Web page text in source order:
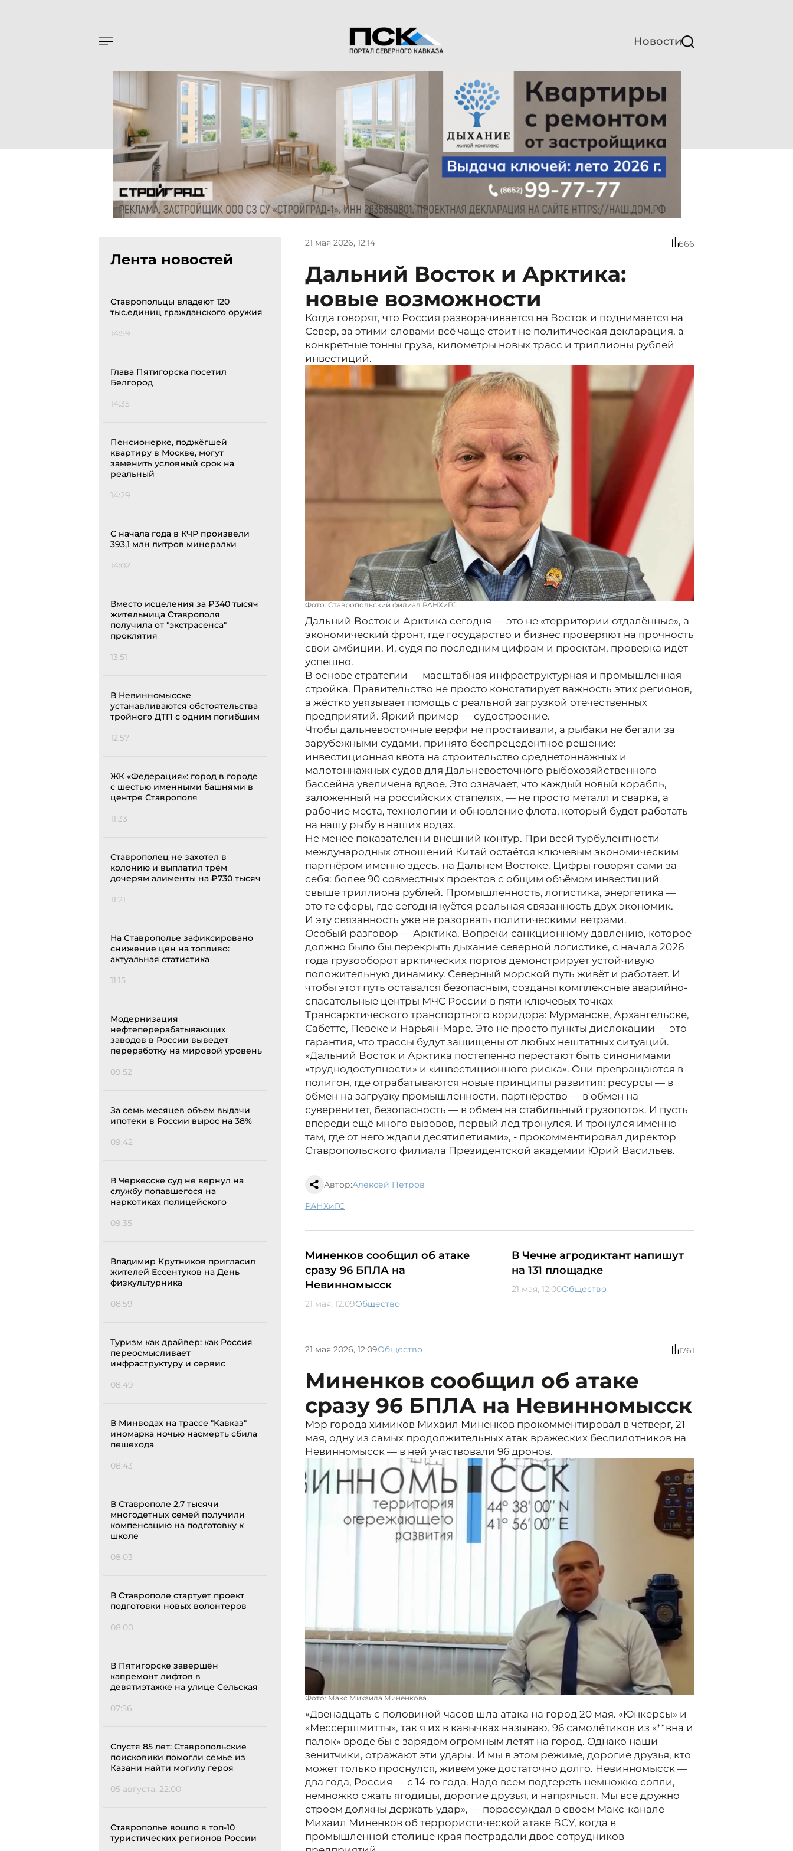
Новости
Лента новостей
Ставропольцы владеют 120
тыс.единиц гражданского оружия
14:59
Глава Пятигорска посетил
Белгород
14:35
Пенсионерке, поджёгшей
квартиру в Москве, могут
заменить условный срок на
реальный
14:29
С начала года в КЧР произвели
393,1 млн литров минералки
14:02
Вместо исцеления за ₽340 тысяч
жительница Ставрополя
получила от "экстрасенса"
проклятия
13:51
В Невинномысске
устанавливаются обстоятельства
тройного ДТП с одним погибшим
12:57
ЖК «Федерация»: город в городе
с шестью именными башнями в
центре Ставрополя
11:33
Ставрополец не захотел в
колонию и выплатил трём
дочерям алименты на ₽730 тысяч
11:21
На Ставрополье зафиксировано
снижение цен на топливо:
актуальная статистика
11:15
Модернизация
нефтеперерабатывающих
заводов в России выведет
переработку на мировой уровень
09:52
За семь месяцев объем выдачи
ипотеки в России вырос на 38%
09:42
В Черкесске суд не вернул на
службу попавшегося на
наркотиках полицейского
09:35
Владимир Крутников пригласил
жителей Ессентуков на День
физкультурника
08:59
Туризм как драйвер: как Россия
переосмысливает
инфраструктуру и сервис
08:49
В Минводах на трассе "Кавказ"
иномарка ночью насмерть сбила
пешехода
08:43
В Ставрополе 2,7 тысячи
многодетных семей получили
компенсацию на подготовку к
школе
08:03
В Ставрополе стартует проект
подготовки новых волонтеров
08:00
В Пятигорске завершён
капремонт лифтов в
девятиэтажке на улице Сельская
07:56
Спустя 85 лет: Ставропольские
поисковики помогли семье из
Казани найти могилу героя
05 августа, 22:00
Ставрополье вошло в топ-10
туристических регионов России
21 мая 2026, 12:14 666
Дальний Восток и Арктика:
новые возможности
Когда говорят, что Россия разворачивается на Восток и поднимается на
Север, за этими словами всё чаще стоит не политическая декларация, а
конкретные тонны груза, километры новых трасс и триллионы рублей
инвестиций.
Фото: Ставропольский филиал РАНХиГС
Дальний Восток и Арктика сегодня — это не «территории отдалённые», а
экономический фронт, где государство и бизнес проверяют на прочность
свои амбиции. И, судя по последним цифрам и проектам, проверка идёт
успешно.
В основе стратегии — масштабная инфраструктурная и промышленная
стройка. Правительство не просто констатирует важность этих регионов,
а жёстко увязывает помощь с реальной загрузкой отечественных
предприятий. Яркий пример — судостроение.
Чтобы дальневосточные верфи не простаивали, а рыбаки не бегали за
зарубежными судами, принято беспрецедентное решение:
инвестиционная квота на строительство среднетоннажных и
малотоннажных судов для Дальневосточного рыбохозяйственного
бассейна увеличена вдвое. Это означает, что каждый новый корабль,
заложенный на российских стапелях, — не просто металл и сварка, а
рабочие места, технологии и обновление флота, который будет работать
на нашу рыбу в наших водах.
Не менее показателен и внешний контур. При всей турбулентности
международных отношений Китай остаётся ключевым экономическим
партнёром именно здесь, на Дальнем Востоке. Цифры говорят сами за
себя: более 90 совместных проектов с общим объёмом инвестиций
свыше триллиона рублей. Промышленность, логистика, энергетика —
это те сферы, где сегодня куётся реальная связанность двух экономик.
И эту связанность уже не разорвать политическими ветрами.
Особый разговор — Арктика. Вопреки санкционному давлению, которое
должно было бы перекрыть дыхание северной логистике, с начала 2026
года грузооборот арктических портов демонстрирует устойчивую
положительную динамику. Северный морской путь живёт и работает. И
чтобы этот путь оставался безопасным, созданы комплексные аварийно-
спасательные центры МЧС России в пяти ключевых точках
Трансарктического транспортного коридора: Мурманске, Архангельске,
Сабетте, Певеке и Нарьян-Маре. Это не просто пункты дислокации — это
гарантия, что трассы будут защищены от любых нештатных ситуаций.
«Дальний Восток и Арктика постепенно перестают быть синонимами
«труднодоступности» и «инвестиционного риска». Они превращаются в
полигон, где отрабатываются новые принципы развития: ресурсы — в
обмен на загрузку промышленности, партнёрство — в обмен на
суверенитет, безопасность — в обмен на стабильный грузопоток. И пусть
впереди ещё много вызовов, первый лед тронулся. И тронулся именно
там, где от него ждали десятилетиями», - прокомментировал директор
Ставропольского филиала Президентской академии Юрий Васильев.
Автор:Алексей Петров
РАНХиГС
Миненков сообщил об атаке
сразу 96 БПЛА на
Невинномысск
21 мая, 12:09Общество
В Чечне агродиктант напишут
на 131 площадке
21 мая, 12:00Общество
21 мая 2026, 12:09Общество 1761
Миненков сообщил об атаке
сразу 96 БПЛА на Невинномысск
Мэр города химиков Михаил Миненков прокомментировал в четверг, 21
мая, одну из самых продолжительных атак вражеских беспилотников на
Невинномысск — в ней участвовали 96 дронов.
Фото: Макс Михаила Миненкова
«Двенадцать с половиной часов шла атака на город 20 мая. «Юнкерсы» и
«Мессершмитты», так я их в кавычках называю. 96 самолётиков из «**вна и
палок» вроде бы с зарядом огромным летят на город. Однако наши
зенитчики, отражают эти удары. И мы в этом режиме, дорогие друзья, кто
может только проснулся, живем уже достаточно долго. Невинномысск —
два года, Россия — с 14-го года. Надо всем подтереть немножко сопли,
немножко сжать ягодицы, дорогие друзья, и напрячься. Мы все дружно
строем должны держать удар», — порассуждал в своем Макс-канале
Михаил Миненков об террористической атаке ВСУ, когда в
промышленной столице края пострадали двое сотрудников